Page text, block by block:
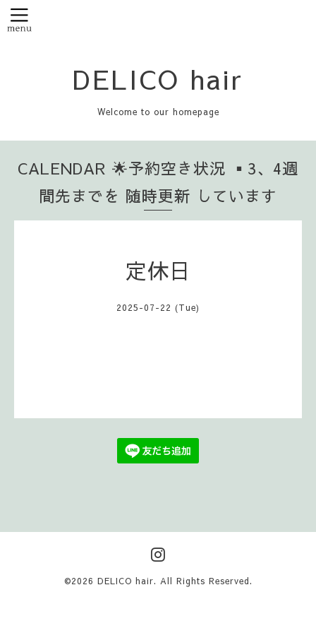
DELICO hair
Welcome to our homepage
CALENDAR 🌟予約空き状況 ▪️3、4週
間先までを 随時更新 しています
定休日
2025-07-22 (Tue)
©2026 DELICO hair. All Rights Reserved.